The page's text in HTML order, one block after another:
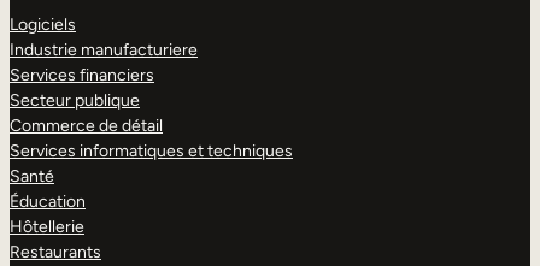
Logiciels
Industrie manufacturiere
Services financiers
Secteur publique
Commerce de détail
Services informatiques et techniques
Santé
Éducation
Hôtellerie
Restaurants